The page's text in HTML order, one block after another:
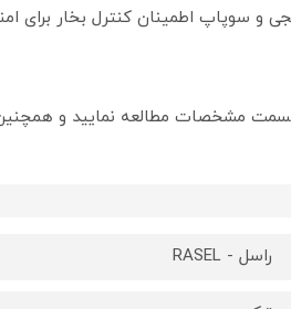
و سوپاپ اطمینان کنترل بخار برای
مشخصات مطالعه نمایید و
راسل - RASEL